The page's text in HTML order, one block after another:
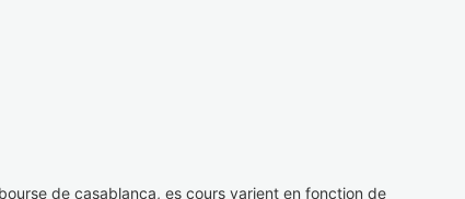
de casablanca, es cours varient en fonction de